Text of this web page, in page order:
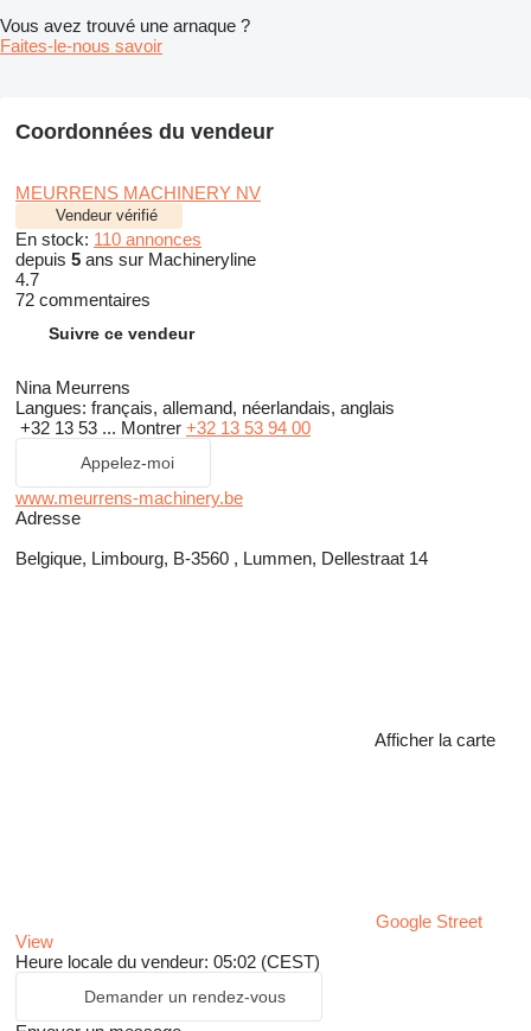
Vous avez trouvé une arnaque ?
Faites-le-nous savoir
Coordonnées du vendeur
MEURRENS MACHINERY NV
Vendeur vérifié
En stock: 110 annonces
depuis 5 ans sur Machineryline
4.7
72 commentaires
Suivre ce vendeur
Nina Meurrens
Langues: français, allemand, néerlandais, anglais
+32 13 53 ... Montrer +32 13 53 94 00
Appelez-moi
www.meurrens-machinery.be
Adresse
Belgique, Limbourg, B-3560 , Lummen, Dellestraat 14
Afficher la carte
Google Street
View
Heure locale du vendeur: 05:02 (CEST)
Demander un rendez-vous